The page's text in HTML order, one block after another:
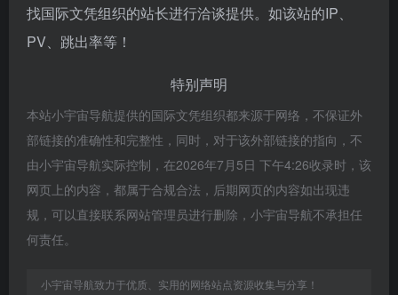
找国际文凭组织的站长进行洽谈提供。如该站的IP、
PV、跳出率等！
特别声明
本站小宇宙导航提供的国际文凭组织都来源于网络，不保证外
部链接的准确性和完整性，同时，对于该外部链接的指向，不
由小宇宙导航实际控制，在2026年7月5日 下午4:26收录时，该
网页上的内容，都属于合规合法，后期网页的内容如出现违
规，可以直接联系网站管理员进行删除，小宇宙导航不承担任
何责任。
小宇宙导航致力于优质、实用的网络站点资源收集与分享！